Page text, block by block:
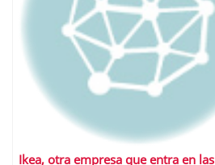
Ikea, otra empresa que entra en las